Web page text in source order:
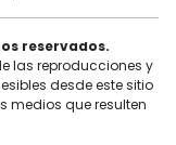
reservados.
las reproducciones y
desde este sitio
medios que resulten